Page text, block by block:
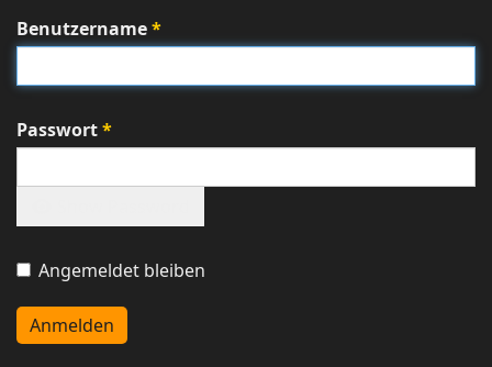
Benutzername*
Passwort*
Angemeldet bleiben
Anmelden